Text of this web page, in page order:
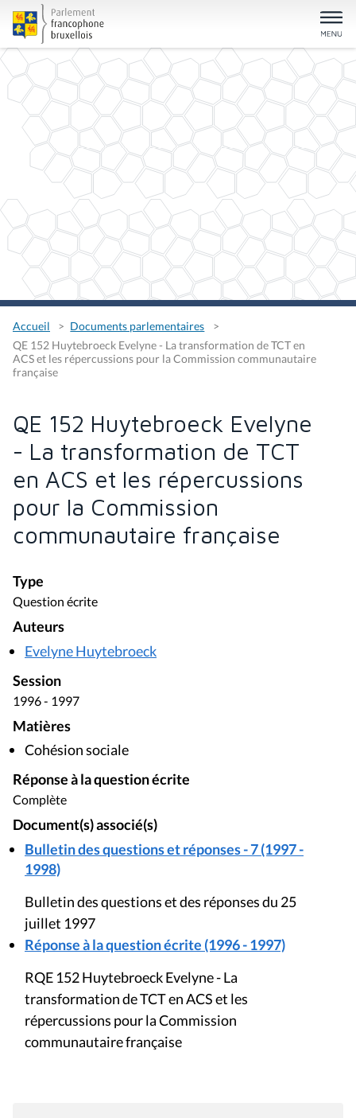
Accueil
Documents parlementaires
QE 152 Huytebroeck Evelyne - La transformation de TCT en
ACS et les répercussions pour la Commission communautaire
française
QE 152 Huytebroeck Evelyne
- La transformation de TCT
en ACS et les répercussions
pour la Commission
communautaire française
Type
Question écrite
Auteurs
Evelyne Huytebroeck
Session
1996 - 1997
Matières
Cohésion sociale
Réponse à la question écrite
Complète
Document(s) associé(s)
Bulletin des questions et réponses - 7 (1997 -
1998)
Bulletin des questions et des réponses du 25
juillet 1997
Réponse à la question écrite (1996 - 1997)
RQE 152 Huytebroeck Evelyne - La
transformation de TCT en ACS et les
répercussions pour la Commission
communautaire française